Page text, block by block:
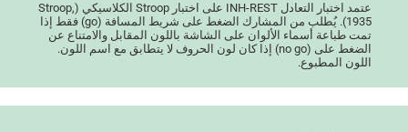
عتمد اختبار التعادل INH-REST على اختبار Stroop الكلاسيكي (Stroop,
1935). يُطلب من المشارك الضغط على شريط المسافة (go) فقط إذا
تمت طباعة أسماء الألوان على الشاشة باللون المقابل والامتناع عن
الضغط على (no go) إذا كان لون الحروف لا يتطابق مع اسم اللون.
اللون المطبوع.